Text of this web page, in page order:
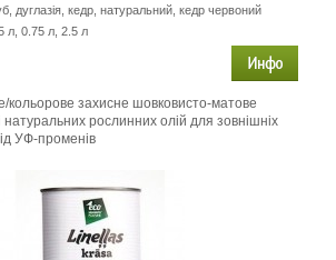
дуглазія, кедр, натуральний, кедр червоний
л, 0.75 л, 2.5 л
кольорове захисне шовковисто-матове
натуральних рослинних олій для зовнішніх
УФ-променів